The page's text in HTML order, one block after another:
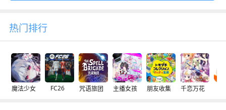
热门排行
魔法少女 FC26 咒语旅团 主播女孩 朋友收集 千恋万花